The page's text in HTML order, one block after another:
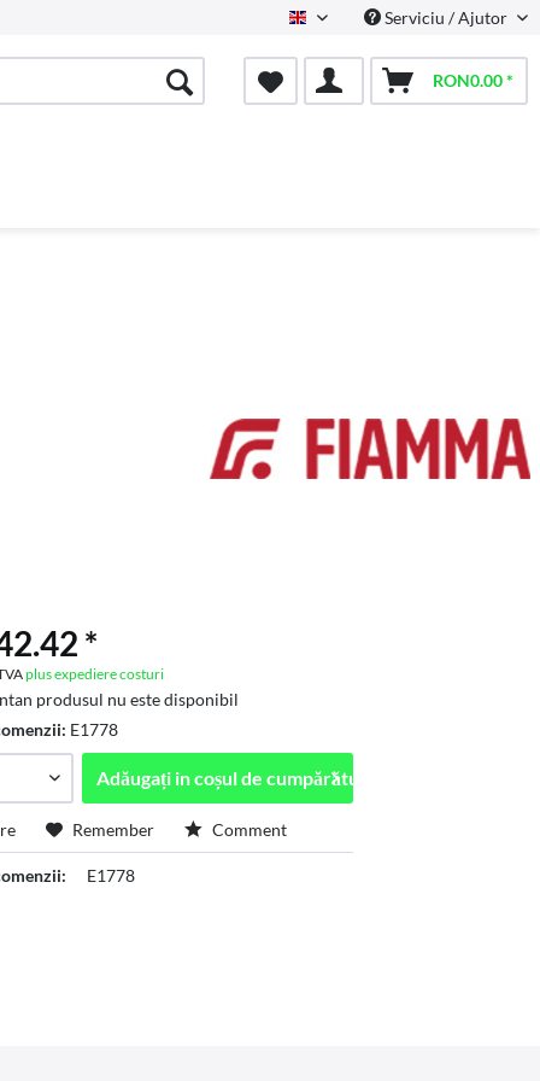
English Serviciu / Ajutor
RON0.00 *
*
plus expediere costuri
produsul nu este disponibil
E1778
Adăugați incoșul de cumpărături
Remember Comment
E1778